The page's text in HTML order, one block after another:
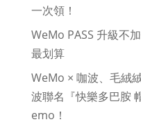
一次領！
WeMo PASS 升級不
最划算
WeMo × 咖波、毛絨
波聯名『快樂多巴胺
emo！